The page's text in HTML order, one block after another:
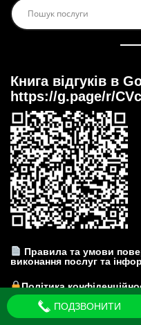
Книга відгуків в
https://g.page/r/
Правила та умови
виконання послуг та
Політика
Прайс-лист на
ПОДЗВОНИТИ